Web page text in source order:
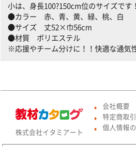
小は、身長100?150cm位のサイズです！
●カラー 赤、青、黄、緑、桃、白
●サイズ 丈52×巾56cm
●材質 ポリエステル
※応援やチーム分けに！！快適な通気
株式会社イタミアート
● 会社概要
● 特定商取
● 個人情報